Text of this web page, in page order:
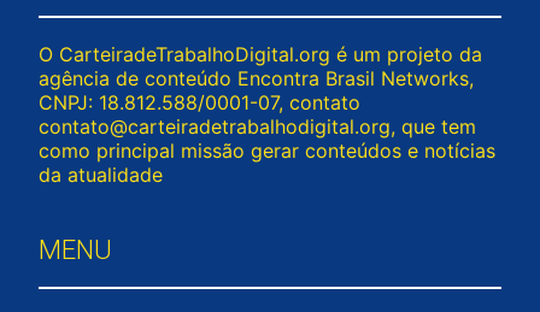
O CarteiradeTrabalhoDigital.org é um projeto da
agência de conteúdo Encontra Brasil Networks,
CNPJ: 18.812.588/0001-07, contato
contato@carteiradetrabalhodigital.org, que tem
como principal missão gerar conteúdos e notícias
da atualidade
MENU